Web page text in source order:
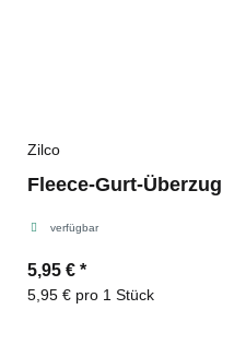
Zilco
Fleece-Gurt-Überzug
verfügbar
5,95 € *
5,95 € pro 1 Stück